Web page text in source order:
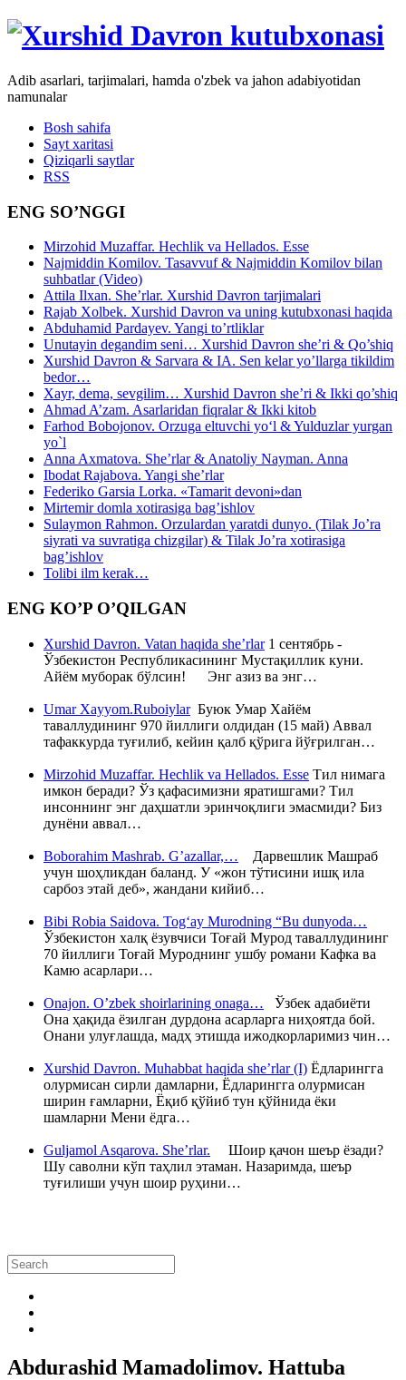
Adib asarlari, tarjimalari, hamda o'zbek va jahon adabiyotidan
namunalar
Bosh sahifa
Sayt xaritasi
Qiziqarli saytlar
RSS
ENG SO’NGGI
Mirzohid Muzaffar. Hechlik va Hellados. Esse
Najmiddin Komilov. Tasavvuf & Najmiddin Komilov bilan
suhbatlar (Video)
Attila Ilxan. She’rlar. Xurshid Davron tarjimalari
Rajab Xolbek. Xurshid Davron va uning kutubxonasi haqida
Abduhamid Pardayev. Yangi to’rtliklar
Unutayin degandim seni… Xurshid Davron she’ri & Qo’shiq
Xurshid Davron & Sarvara & IA. Sen kelar yo’llarga tikildim
bedor…
Xayr, dema, sevgilim… Xurshid Davron she’ri & Ikki qo’shiq
Ahmad A’zam. Asarlaridan fiqralar & Ikki kitob
Farhod Bobojonov. Orzuga eltuvchi yo‘l & Yulduzlar yurgan
yo`l
Anna Axmatova. She’rlar & Anatoliy Nayman. Anna
Ibodat Rajabova. Yangi she’rlar
Federiko Garsia Lorka. «Tamarit devoni»dan
Mirtemir domla xotirasiga bag’ishlov
Sulaymon Rahmon. Orzulardan yaratdi dunyo. (Tilak Jo’ra
siyrati va suvratiga chizgilar) & Tilak Jo’ra xotirasiga
bag’ishlov
Tolibi ilm kerak…
ENG KO’P O’QILGAN
Xurshid Davron. Vatan haqida she’rlar1 сентябрь -
Ўзбекистон Республикасининг Мустақиллик куни.
Айём муборак бўлсин! Энг азиз ва энг…
Umar Xayyom.RuboiylarБуюк Умар Хайём
таваллудининг 970 йиллиги олдидан (15 май) Аввал
тафаккурда туғилиб, кейин қалб қўрига йўғрилган…
Mirzohid Muzaffar. Hechlik va Hellados. Esse Тил нимага
имкон беради? Ўз қафасимизни яратишгами? Тил
инсоннинг энг даҳшатли эринчоқлиги эмасмиди? Биз
дунёни аввал…
Boborahim Mashrab. G’azallar,… Дарвешлик Машраб
учун шоҳликдан баланд. У «жон тўтисини ишқ ила
сарбоз этай деб», жандани кийиб…
Bibi Robia Saidova. Tog‘ay Murodning “Bu dunyoda…
Ўзбекистон халқ ёзувчиси Тоғай Мурод таваллудининг
70 йиллиги Тоғай Муроднинг ушбу романи Кафка ва
Камю асарлари…
Onajon. O’zbek shoirlarining onaga… Ўзбек адабиёти
Она ҳақида ёзилган дурдона асарларга ниҳоятда бой.
Онани улуғлашда, мадҳ этишда ижодкорларимиз чин…
Xurshid Davron. Muhabbat haqida she’rlar (I) Ёдларингга
олурмисан сирли дамларни, Ёдларингга олурмисан
ширин ғамларни, Ёқиб қўйиб тун қўйнида ёки
шамларни Мени ёдга…
Guljamol Asqarova. She’rlar. Шоир қачон шеър ёзади?
Шу саволни кўп таҳлил этаман. Назаримда, шеър
туғилиши учун шоир руҳини…
Abdurashid Mamadolimov. Hattuba